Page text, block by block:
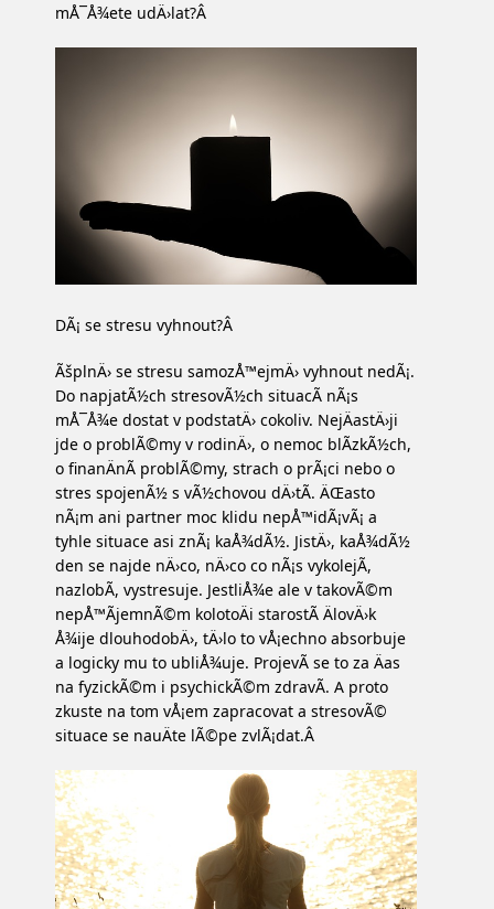
mÅ¯Å¾ete udÄ›lat?Â
DÃ¡ se stresu vyhnout?Â
ÃšplnÄ› se stresu samozÅ™ejmÄ› vyhnout nedÃ¡.
Do napjatÃ½ch stresovÃ½ch situacÃ­ nÃ¡s
mÅ¯Å¾e dostat v podstatÄ› cokoliv. NejÄastÄ›ji
jde o problÃ©my v rodinÄ›, o nemoc blÃ­zkÃ½ch,
o finanÄnÃ­ problÃ©my, strach o prÃ¡ci nebo o
stres spojenÃ½ s vÃ½chovou dÄ›tÃ­. ÄŒasto
nÃ¡m ani partner moc klidu nepÅ™idÃ¡vÃ¡ a
tyhle situace asi znÃ¡ kaÅ¾dÃ½. JistÄ›, kaÅ¾dÃ½
den se najde nÄ›co, nÄ›co co nÃ¡s vykolejÃ­,
nazlobÃ­, vystresuje. JestliÅ¾e ale v takovÃ©m
nepÅ™Ã­jemnÃ©m kolotoÄi starostÃ­ ÄlovÄ›k
Å¾ije dlouhodobÄ›, tÄ›lo to vÅ¡echno absorbuje
a logicky mu to ubliÅ¾uje. ProjevÃ­ se to za Äas
na fyzickÃ©m i psychickÃ©m zdravÃ­. A proto
zkuste na tom vÅ¡em zapracovat a stresovÃ©
situace se nauÄte lÃ©pe zvlÃ¡dat.Â